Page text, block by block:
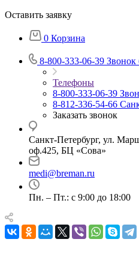
Оставить заявку
0 Корзина
8-800-333-06-39 Звонок
Телефоны
8-800-333-06-39
8-812-336-54-66
Заказать звонок
Санкт-Петербург, ул.
оф.425, БЦ «Сова»
medi@breman.ru
Пн. – Пт.: с 9:00 до 18:00